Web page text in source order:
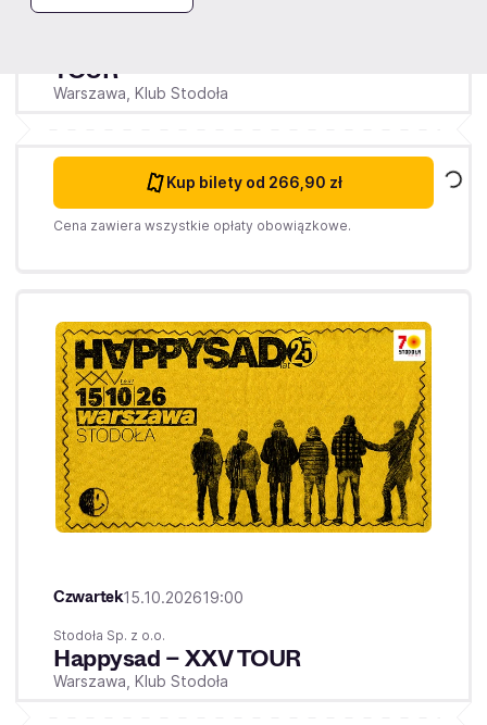
TOUR
Warszawa, Klub Stodoła
Kup bilety od 266,90 zł
Cena zawiera wszystkie opłaty obowiązkowe.
Czwartek15.10.202619:00
Stodoła Sp. z o.o.
Happysad – XXV TOUR
Warszawa, Klub Stodoła